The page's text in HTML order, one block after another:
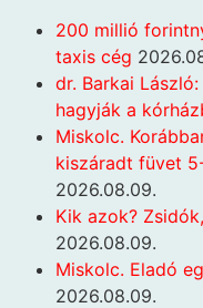
200 millió
taxis cég
dr. Barkai
hagyják a
Miskolc.
kiszáradt füvet
2026.08.09.
Kik azok?
2026.08.09.
Miskolc. Eladó
2026.08.09.